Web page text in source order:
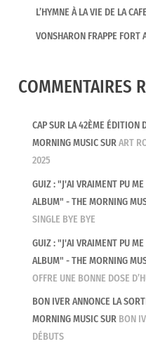
L’HYMNE À LA VIE DE LA
VONSHARON FRAPPE FORT
COMMENTAIRES
CAP SUR LA 42ÈME ÉDITION
MORNING MUSICSURART
2025
GUIZ : "J'AI VRAIMENT PU
ALBUM" - THE MORNING
SINGLE BYE BYE
GUIZ : "J'AI VRAIMENT PU
ALBUM" - THE MORNING
OFFRE UNE BONNE DOSE
BON IVER ANNONCE LA
MORNING MUSICSUR BON
DÉBUTS